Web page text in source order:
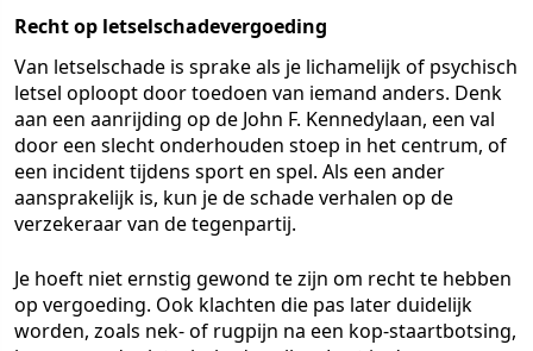
Recht op letselschadevergoeding
Van letselschade is sprake als je lichamelijk of psychisch
letsel oploopt door toedoen van iemand anders. Denk
aan een aanrijding op de John F. Kennedylaan, een val
door een slecht onderhouden stoep in het centrum, of
een incident tijdens sport en spel. Als een ander
aansprakelijk is, kun je de schade verhalen op de
verzekeraar van de tegenpartij.
Je hoeft niet ernstig gewond te zijn om recht te hebben
op vergoeding. Ook klachten die pas later duidelijk
worden, zoals nek- of rugpijn na een kop-staartbotsing,